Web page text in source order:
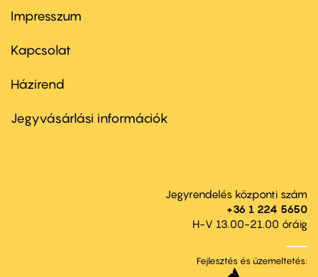
Footer
first
Impresszum
Kapcsolat
Footer
second
Házirend
Jegyvásárlási információk
Jegyrendelés központi szám
+36 1 224 5650
H-V 13.00-21.00 óráig
Fejlesztés és üzemeltetés: